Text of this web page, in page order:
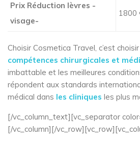
Prix Réduction lèvres -
visage-
1800
Choisir Cosmetica Travel, c’est
compétences chirurgicales et
imbattable et les meilleures
répondent aux standards
médical dans les cliniques les plus
[/vc_column_text][vc_separator
[/vc_column][/